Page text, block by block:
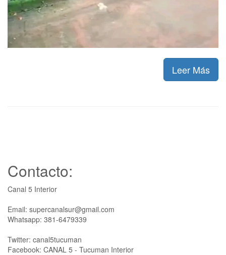
Leer Más
Contacto:
Canal 5 Interior
Email: supercanalsur@gmail.com
Whatsapp: 381-6479339
Twitter: canal5tucuman
Facebook: CANAL 5 - Tucuman Interior